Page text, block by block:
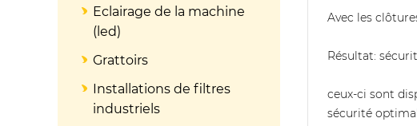
Avec les
Résultat:
ceux-ci sont
sécurité
Eclairage de la machine
(led)
Grattoirs
Installations de filtres
industriels